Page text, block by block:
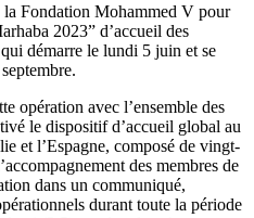
Fondation Mohammed V pour
2023” d’accueil des
démarre le lundi 5 juin et se
opération avec l’ensemble des
le dispositif d’accueil global au
et l’Espagne, composé de vingt-
des membres de
dans un communiqué,
durant toute la période